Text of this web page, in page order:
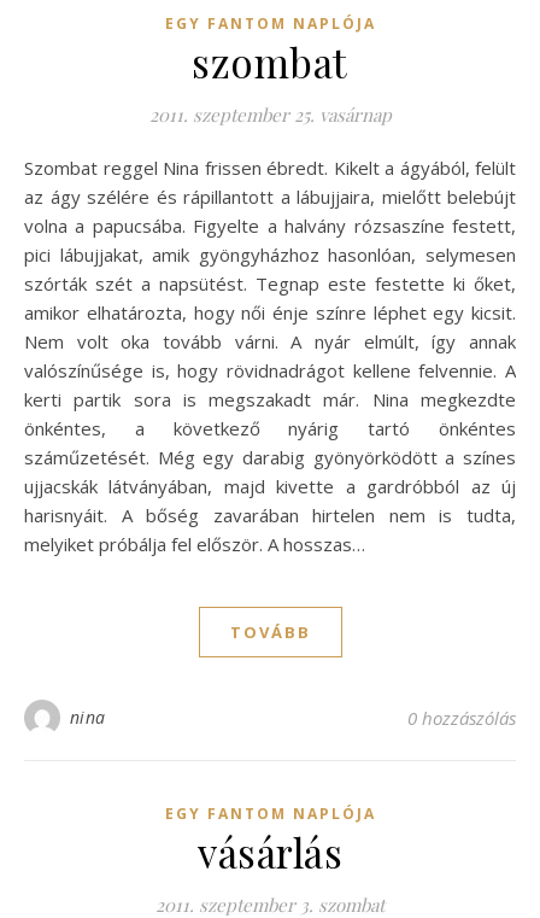
EGY FANTOM NAPLÓJA
szombat
2011. szeptember 25. vasárnap
Szombat reggel Nina frissen ébredt. Kikelt a ágyából, felült
az ágy szélére és rápillantott a lábujjaira, mielőtt belebújt
volna a papucsába. Figyelte a halvány rózsaszíne festett,
pici lábujjakat, amik gyöngyházhoz hasonlóan, selymesen
szórták szét a napsütést. Tegnap este festette ki őket,
amikor elhatározta, hogy női énje színre léphet egy kicsit.
Nem volt oka tovább várni. A nyár elmúlt, így annak
valószínűsége is, hogy rövidnadrágot kellene felvennie. A
kerti partik sora is megszakadt már. Nina megkezdte
önkéntes, a következő nyárig tartó önkéntes
száműzetését. Még egy darabig gyönyörködött a színes
ujjacskák látványában, majd kivette a gardróbból az új
harisnyáit. A bőség zavarában hirtelen nem is tudta,
melyiket próbálja fel először. A hosszas…
TOVÁBB
nina 0 hozzászólás
EGY FANTOM NAPLÓJA
vásárlás
2011. szeptember 3. szombat